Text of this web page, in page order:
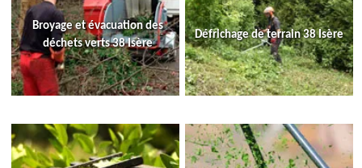
Broyage et évacuation des
déchets verts 38 Isère
Défrichage de terrain 38 Isère